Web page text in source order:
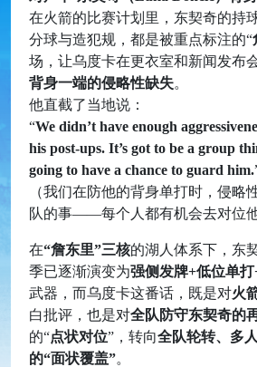
在火箭的比赛计划里，东契奇的持
分球与造犯规，都是被重点标注的“
场，让乌度卡在更衣室和新闻发布
背身一端的侵略性缺失。
他直截了当地说：
“We didn’t have enough
his post-ups. It’s got to be a group
going to have a chance to guard him.
（我们在防他的背身单打时，侵略
队的事——每个人都有机会去对位他
在“詹东里”三核的湖人体系下，东
季已逐渐演变为强侧发牌+低位单
武器，而乌度卡这番话，既是对火
白批评，也是对全队防守东契奇的
的“点状对位”，转向全队轮转、多
的“面状覆盖”。